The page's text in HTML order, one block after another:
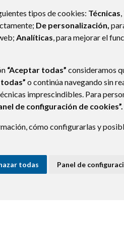
tipos de cookies: Técnicas
De personalización,
Analíticas, para mejorar el
“Aceptar todas” consideramos
o continúa navegando sin
imprescindibles. Para
de configuración de cookies”.
cómo configurarlas y
todas Panel de